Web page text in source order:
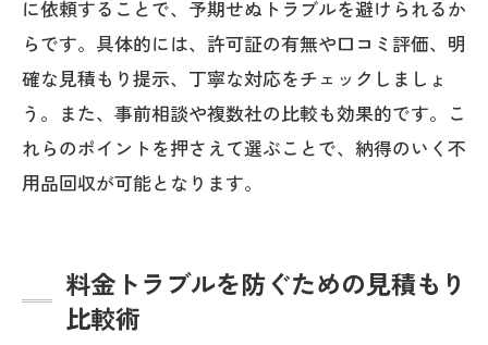
に依頼することで、予期せぬトラブルを避けられるか
らです。具体的には、許可証の有無や口コミ評価、明
確な見積もり提示、丁寧な対応をチェックしましょ
う。また、事前相談や複数社の比較も効果的です。こ
れらのポイントを押さえて選ぶことで、納得のいく不
用品回収が可能となります。
料金トラブルを防ぐための見積もり
比較術